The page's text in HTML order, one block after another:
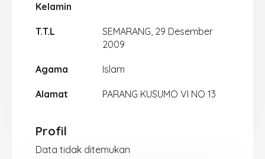
Kelamin
T.T.L
SEMARANG, 29 Desember
2009
Agama Islam
Alamat PARANG KUSUMO VI NO 13
Profil
Data tidak ditemukan